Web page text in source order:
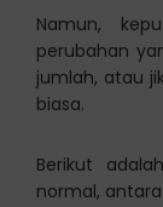
Namun,
perubahan
jumlah, atau
biasa.
Berikut
normal,